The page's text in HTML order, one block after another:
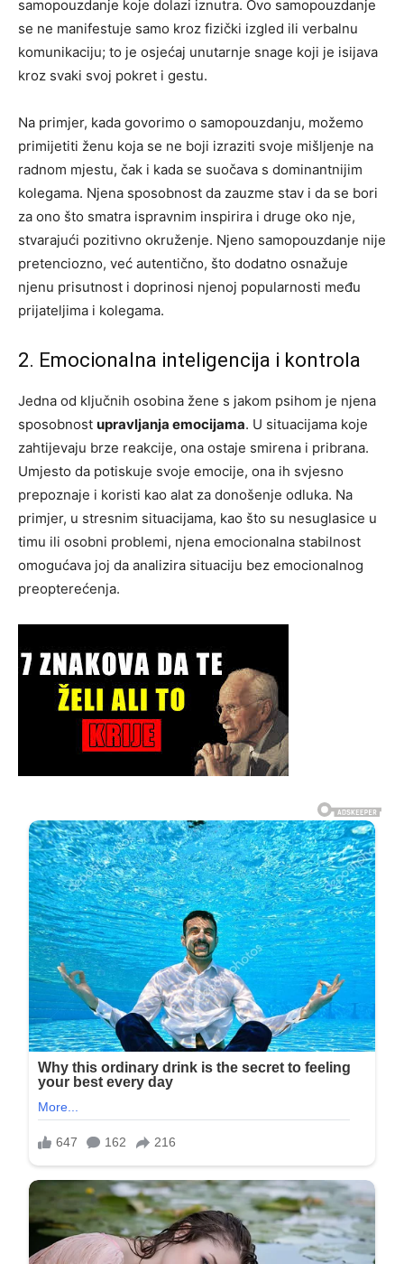
samopouzdanje koje dolazi iznutra. Ovo samopouzdanje
se ne manifestuje samo kroz fizički izgled ili verbalnu
komunikaciju; to je osjećaj unutarnje snage koji je isijava
kroz svaki svoj pokret i gestu.
Na primjer, kada govorimo o samopouzdanju, možemo
primijetiti ženu koja se ne boji izraziti svoje mišljenje na
radnom mjestu, čak i kada se suočava s dominantnijim
kolegama. Njena sposobnost da zauzme stav i da se bori
za ono što smatra ispravnim inspirira i druge oko nje,
stvarajući pozitivno okruženje. Njeno samopouzdanje nije
pretenciozno, već autentično, što dodatno osnažuje
njenu prisutnost i doprinosi njenoj popularnosti među
prijateljima i kolegama.
2. Emocionalna inteligencija i kontrola
Jedna od ključnih osobina žene s jakom psihom je njena
sposobnost upravljanja emocijama. U situacijama koje
zahtijevaju brze reakcije, ona ostaje smirena i pribrana.
Umjesto da potiskuje svoje emocije, ona ih svjesno
prepoznaje i koristi kao alat za donošenje odluka. Na
primjer, u stresnim situacijama, kao što su nesuglasice u
timu ili osobni problemi, njena emocionalna stabilnost
omogućava joj da analizira situaciju bez emocionalnog
preopterećenja.